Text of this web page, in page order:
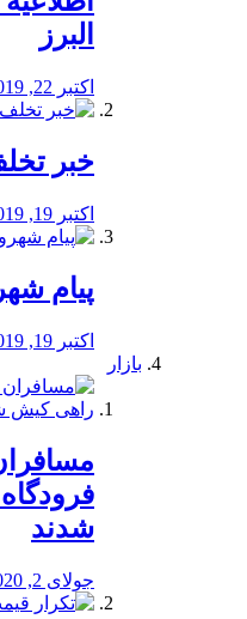
البرز
اکتبر 22, 2019
خبر
اکتبر 19, 2019
پیام
اکتبر 19, 2019
بازار
شدند
جولای 2, 2020